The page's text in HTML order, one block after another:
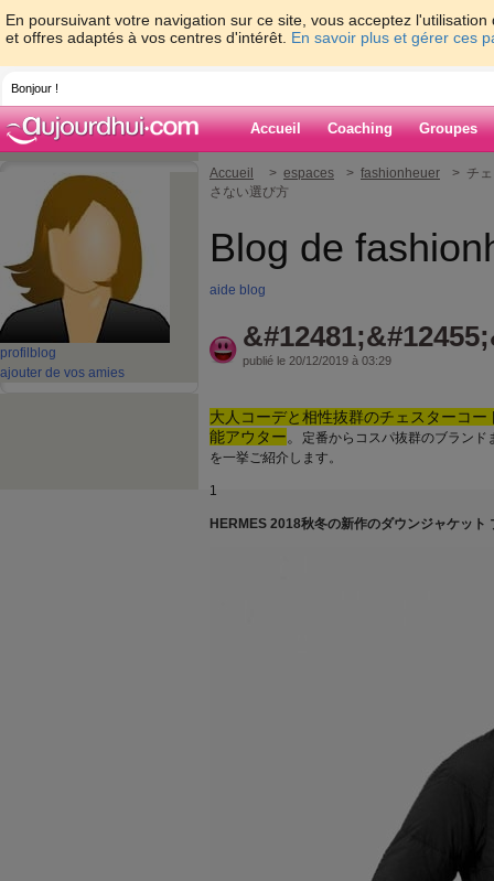
En poursuivant votre navigation sur ce site, vous acceptez
et offres adaptés à vos centres d'intérêt. En savoir plus et gérer ces
Bonjour !
Accueil Coaching Groupes
profil blog
ajouter de vos amies
Accueil > espaces > fashionheuer
> チェ
さない選び方
Blog de
aide blog
publié le 20/12/2019 à 03:29
大人コーデと相性抜群のチェスターコ
能アウター。
定番からコスパ抜群のブラン
を一挙ご紹介します。
1
HERMES 2018秋冬の新作のダウンジャケット